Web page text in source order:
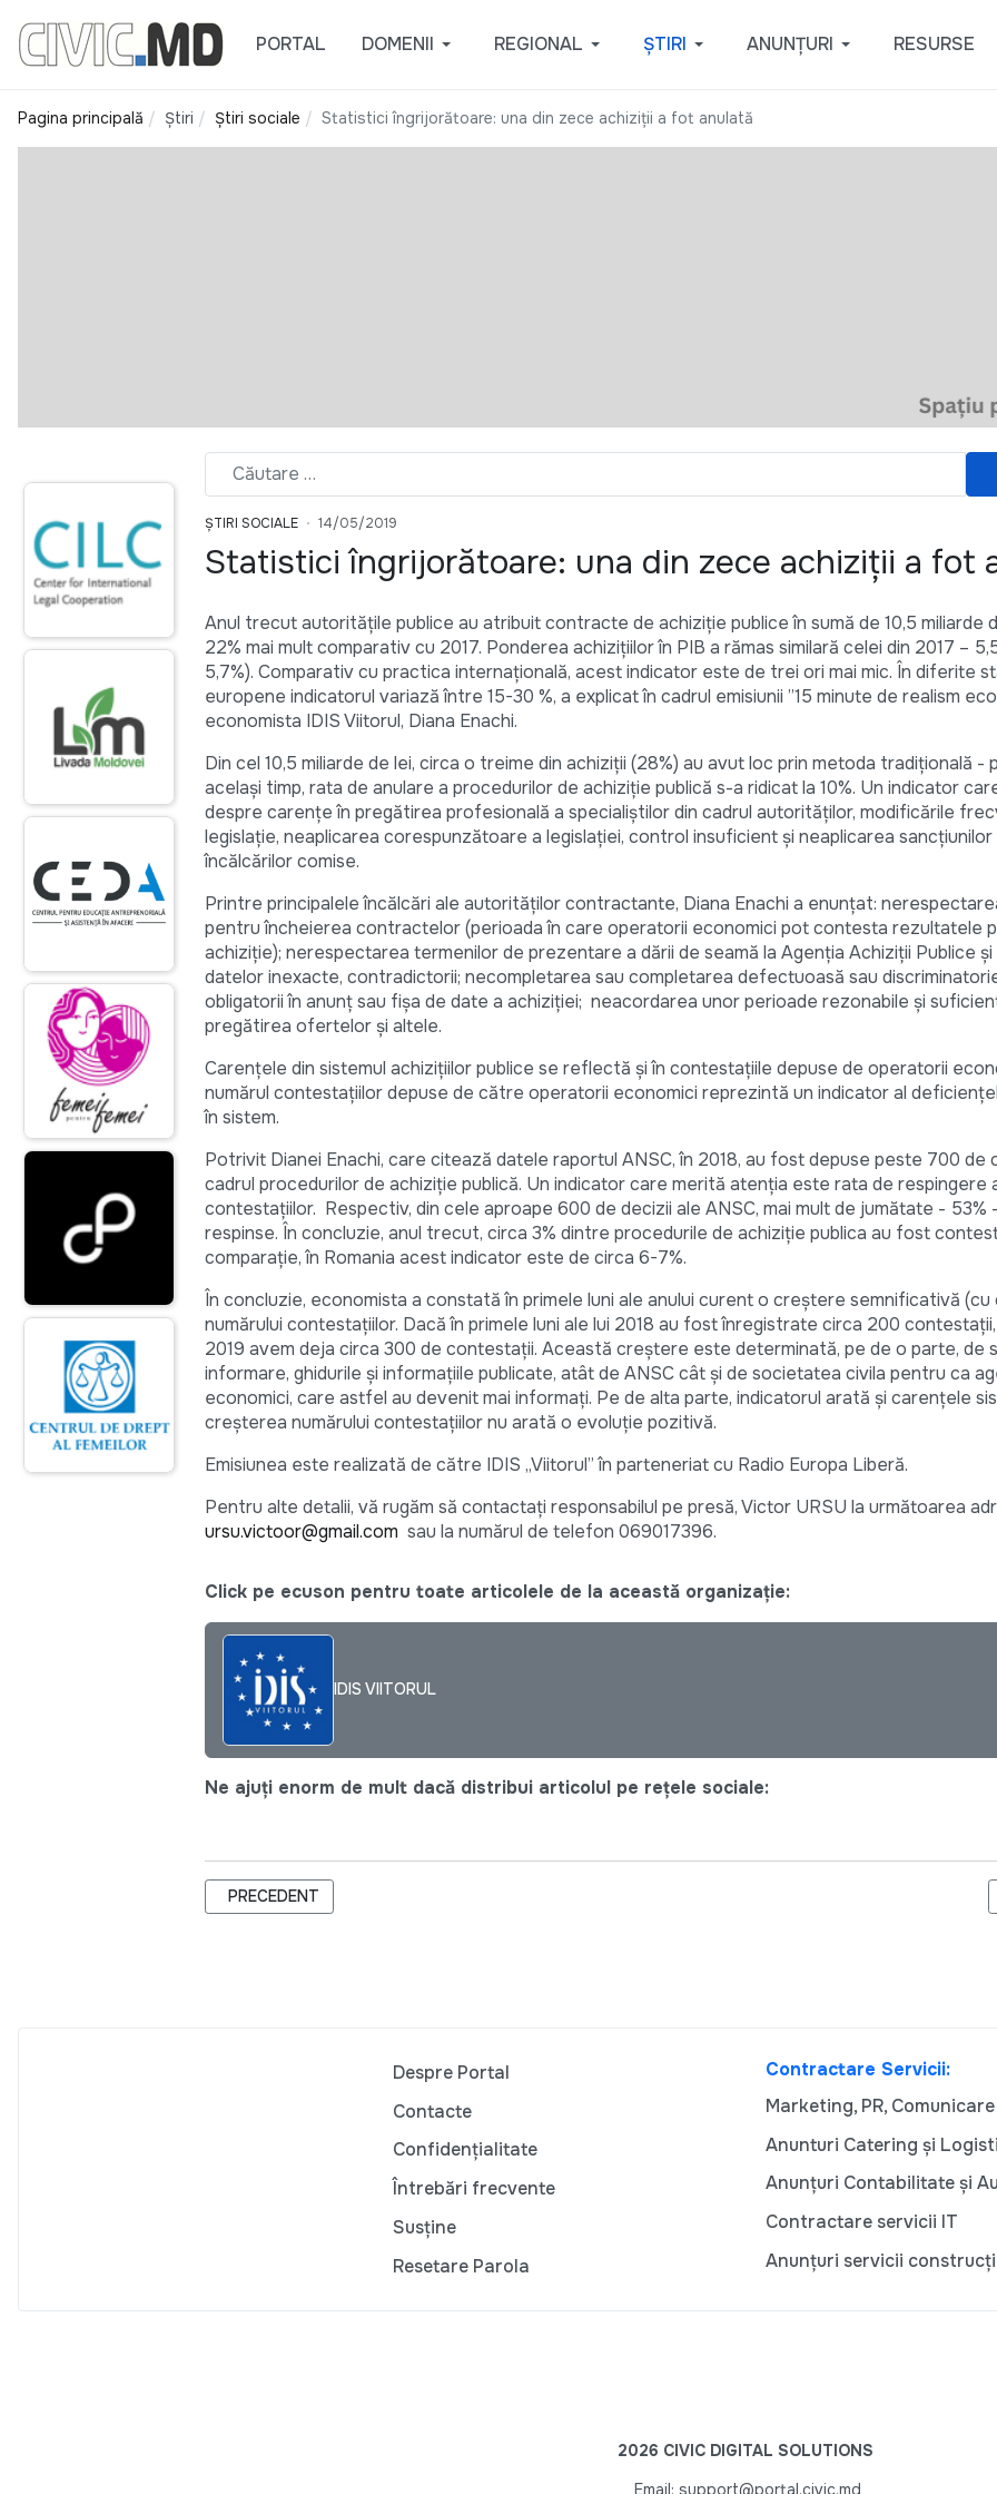
PORTAL DOMENII REGIONAL ȘTIRI ANUNȚURI RESURSE
Pagina principală Știri Știri sociale Statistici îngrijorătoare: una din zece achiziții a fot anulată
ȘTIRI SOCIALE 14/05/2019
Statistici îngrijorătoare: una din zece achiziții a fot
Anul trecut autoritățile publice au atribuit contracte de achiziție publice în sumă de 10,5 miliarde
22% mai mult comparativ cu 2017. Ponderea achizițiilor în PIB a rămas similară celei din 2017 –
5,7%). Comparativ cu practica internațională, acest indicator este de trei ori mai mic. În diferite
europene indicatorul variază între 15-30 %, a explicat în cadrul emisiunii ”15 minute de realism
economista IDIS Viitorul, Diana Enachi.
Din cel 10,5 miliarde de lei, circa o treime din achiziții (28%) au avut loc prin metoda tradițională -
același timp, rata de anulare a procedurilor de achiziție publică s-a ridicat la 10%. Un indicator
despre carențe în pregătirea profesională a specialiștilor din cadrul autorităților, modificările
legislație, neaplicarea corespunzătoare a legislației, control insuficient și neaplicarea sancțiunilor
încălcărilor comise.
Printre principalele încălcări ale autorităților contractante, Diana Enachi a enunțat:
pentru încheierea contractelor (perioada în care operatorii economici pot contesta rezultatele
achiziție); nerespectarea termenilor de prezentare a dării de seamă la Agenția Achiziții Publice
datelor inexacte, contradictorii; necompletarea sau completarea defectuoasă sau
obligatorii în anunț sau fișa de date a achiziției; neacordarea unor perioade rezonabile și
pregătirea ofertelor și altele.
Carențele din sistemul achizițiilor publice se reflectă și în contestațiile depuse de operatorii
numărul contestațiilor depuse de către operatorii economici reprezintă un indicator al
în sistem.
Potrivit Dianei Enachi, care citează datele raportul ANSC, în 2018, au fost depuse peste 700 de
cadrul procedurilor de achiziție publică. Un indicator care merită atenția este rata de respingere
contestațiilor. Respectiv, din cele aproape 600 de decizii ale ANSC, mai mult de jumătate - 53%
respinse. În concluzie, anul trecut, circa 3% dintre procedurile de achiziție publica au fost
comparație, în Romania acest indicator este de circa 6-7%.
În concluzie, economista a constată în primele luni ale anului curent o creștere semnificativă (cu
numărului contestațiilor. Dacă în primele luni ale lui 2018 au fost înregistrate circa 200
2019 avem deja circa 300 de contestații. Această creștere este determinată, pe de o parte, de
informare, ghidurile și informațiile publicate, atât de ANSC cât și de societatea civila pentru ca
economici, care astfel au devenit mai informați. Pe de alta parte, indicatorul arată și carențele
creșterea numărului contestațiilor nu arată o evoluție pozitivă.
Emisiunea este realizată de către IDIS „Viitorul” în parteneriat cu Radio Europa Liberă.
Pentru alte detalii, vă rugăm să contactați responsabilul pe presă, Victor URSU la următoarea
ursu.victoor@gmail.com sau la numărul de telefon 069017396.
Click pe ecuson pentru toate articolele de la această organizație:
IDIS VIITORUL
Ne ajuți enorm de mult dacă distribui articolul pe rețele sociale:
ARTICOL PRECEDENT: JURNALISMUL SOCIAL: ÎNVĂȚĂM SĂ SCRIEM DESPRE REALITĂȚILE ȘI
PRECEDENT
Despre Portal
Contacte
Confidențialitate
Întrebări frecvente
Susține
Resetare Parola
Contractare Servicii:
Marketing, PR, Comunicare
Anunturi Catering și
Anunțuri Contabilitate și
Contractare servicii IT
Anunțuri servicii
2026 CIVIC DIGITAL SOLUTIONS
Email: support@portal.civic.md